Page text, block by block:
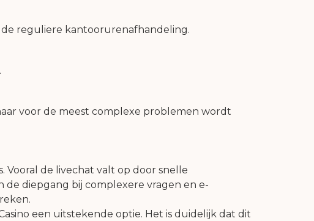
de reguliere kantoorurenafhandeling.
voor de meest complexe problemen wordt
Vooral de livechat valt op door snelle
diepgang bij complexere vragen en e-
een uitstekende optie. Het is duidelijk dat dit